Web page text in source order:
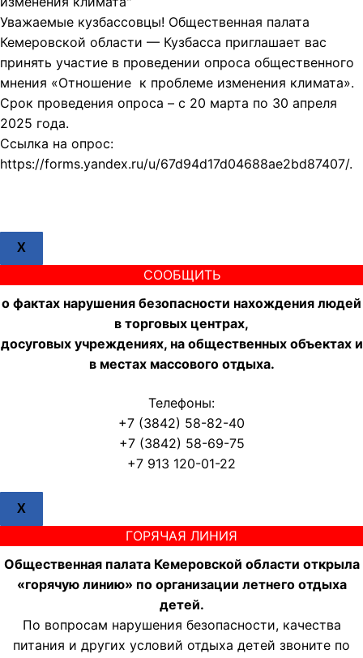
Уважаемые кузбассовцы! Общественная палата
Кемеровской области — Кузбасса приглашает вас
принять участие в проведении опроса общественного
мнения «Отношение к проблеме изменения климата».
Срок проведения опроса – с 20 марта по 30 апреля
2025 года.
Ссылка на опрос:
https://forms.yandex.ru/u/67d94d17d04688ae2bd87407/.
X
СООБЩИТЬ
о фактах нарушения безопасности нахождения людей
в торговых центрах,
досуговых учреждениях, на общественных объектах и
в местах массового отдыха.
Телефоны:
+7 (3842) 58-82-40
+7 (3842) 58-69-75
+7 913 120-01-22
X
ГОРЯЧАЯ ЛИНИЯ
Общественная палата Кемеровской области открыла
«горячую линию» по организации летнего отдыха
детей.
По вопросам нарушения безопасности, качества
питания и других условий отдыха детей звоните по